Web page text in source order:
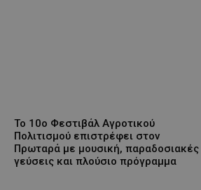
Το 10ο Φεστιβάλ Αγροτικού
Πολιτισμού επιστρέφει στον
Πρωταρά με μουσική, παραδοσιακές
γεύσεις και πλούσιο πρόγραμμα